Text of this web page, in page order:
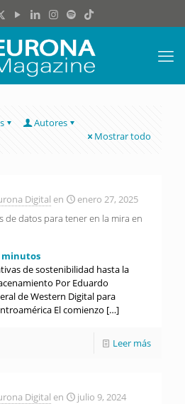
Autores
Mostrar todo
Digital en
enero 27, 2025
de datos para tener en la mira en
minutos
de sostenibilidad hasta la
Por Eduardo
de Western Digital para
El comienzo […]
Leer más
Digital en
julio 9, 2024